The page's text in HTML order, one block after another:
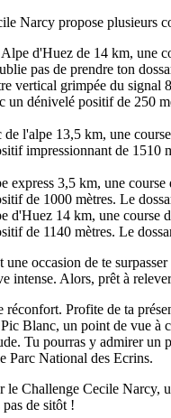
Narcy propose plusieurs
d'Huez de 14 km, une
pas de prendre ton
vertical grimpée du signal
un dénivelé positif de 250
l'alpe 13,5 km, une
impressionnant de 1510
express 3,5 km, une course
de 1000 mètres. Le
d'Huez 14 km, une course
de 1140 mètres. Le
une occasion de te
intense. Alors, prêt à
réconfort. Profite de ta
Blanc, un point de vue à
Tu pourras y admirer un
Parc National des Ecrins.
le Challenge Cecile Narcy,
de sitôt !